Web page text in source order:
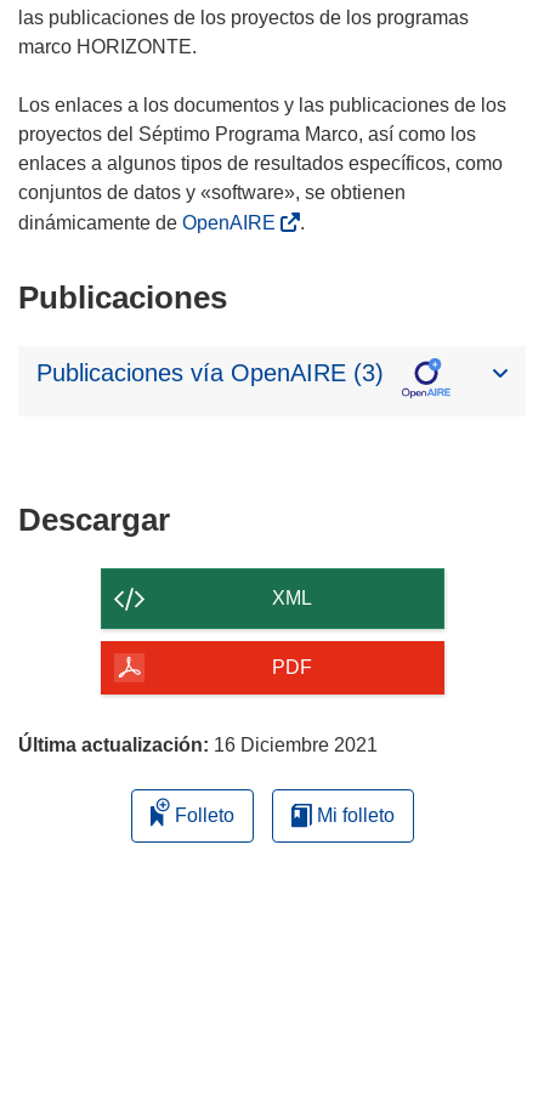
las publicaciones de los proyectos de los programas
marco HORIZONTE.
Los enlaces a los documentos y las publicaciones de los
proyectos del Séptimo Programa Marco, así como los
enlaces a algunos tipos de resultados específicos, como
conjuntos de datos y «software», se obtienen
dinámicamente de OpenAIRE .
Publicaciones
Publicaciones vía OpenAIRE (3)
DescargarDescargar
contenido
de
página
XML
PDF
Última actualización: 16 Diciembre 2021
Folleto Mi folleto